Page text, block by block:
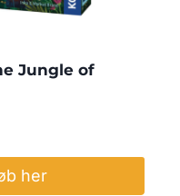
Jungle of
her